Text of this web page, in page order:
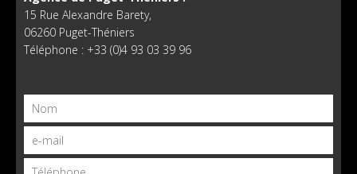
15 Rue Alexandre Barety,
06260 Puget-Théniers
Téléphone : +33 (0)4 93 03 39 96